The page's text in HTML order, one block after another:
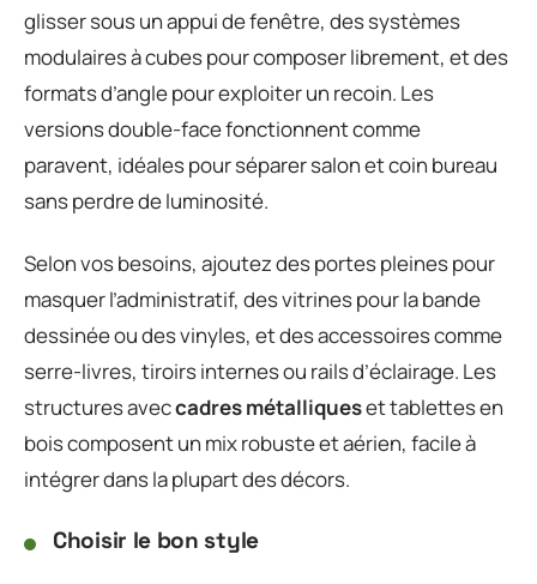
glisser sous un appui de fenêtre, des systèmes
modulaires à cubes pour composer librement, et des
formats d’angle pour exploiter un recoin. Les
versions double-face fonctionnent comme
paravent, idéales pour séparer salon et coin bureau
sans perdre de luminosité.
Selon vos besoins, ajoutez des portes pleines pour
masquer l’administratif, des vitrines pour la bande
dessinée ou des vinyles, et des accessoires comme
serre-livres, tiroirs internes ou rails d’éclairage. Les
structures aveccadres métalliqueset tablettes en
bois composent un mix robuste et aérien, facile à
intégrer dans la plupart des décors.
Choisir le bon style